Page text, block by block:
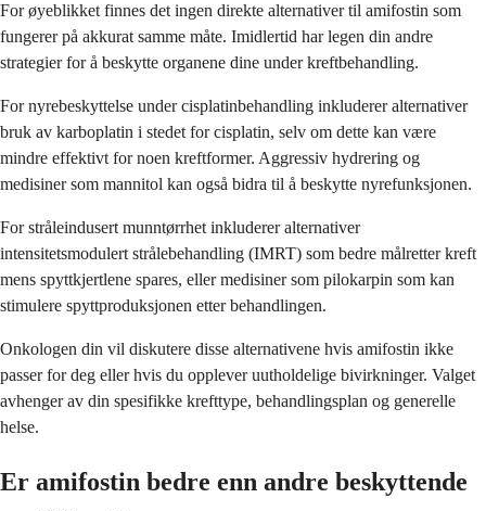
For øyeblikket finnes det ingen direkte alternativer til amifostin som
fungerer på akkurat samme måte. Imidlertid har legen din andre
strategier for å beskytte organene dine under kreftbehandling.
For nyrebeskyttelse under cisplatinbehandling inkluderer alternativer
bruk av karboplatin i stedet for cisplatin, selv om dette kan være
mindre effektivt for noen kreftformer. Aggressiv hydrering og
medisiner som mannitol kan også bidra til å beskytte nyrefunksjonen.
For stråleindusert munntørrhet inkluderer alternativer
intensitetsmodulert strålebehandling (IMRT) som bedre målretter kreft
mens spyttkjertlene spares, eller medisiner som pilokarpin som kan
stimulere spyttproduksjonen etter behandlingen.
Onkologen din vil diskutere disse alternativene hvis amifostin ikke
passer for deg eller hvis du opplever uutholdelige bivirkninger. Valget
avhenger av din spesifikke krefttype, behandlingsplan og generelle
helse.
Er amifostin bedre enn andre beskyttende